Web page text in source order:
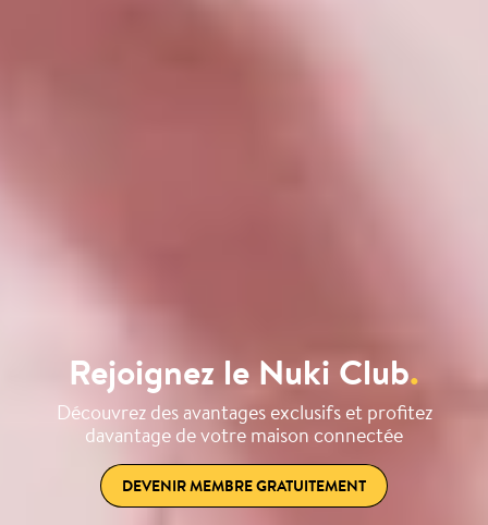
Rejoignez le Nuki Club.
Découvrez des avantages exclusifs et profitez
davantage de votre maison connectée
DEVENIR MEMBRE GRATUITEMENT